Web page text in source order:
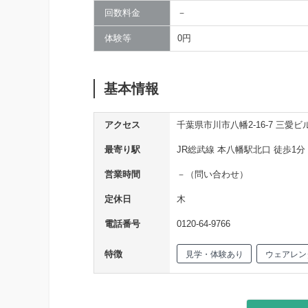
回数料金 －
体験等 0円
基本情報
アクセス 千葉県市川市八幡2-16-7 三愛ビ
最寄り駅 JR総武線 本八幡駅北口 徒歩1分
営業時間 －（問い合わせ）
定休日 木
電話番号 0120-64-9766
特徴 見学・体験あり ウェアレ